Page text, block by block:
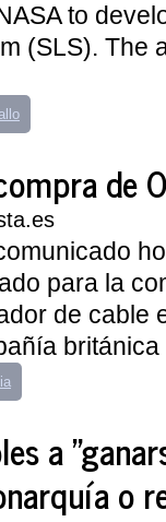
to
(SLS). The
de
para la
de cable
a
o